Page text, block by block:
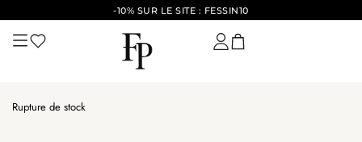
-10% SUR LE SITE : FESSIN10
Rupture de stock